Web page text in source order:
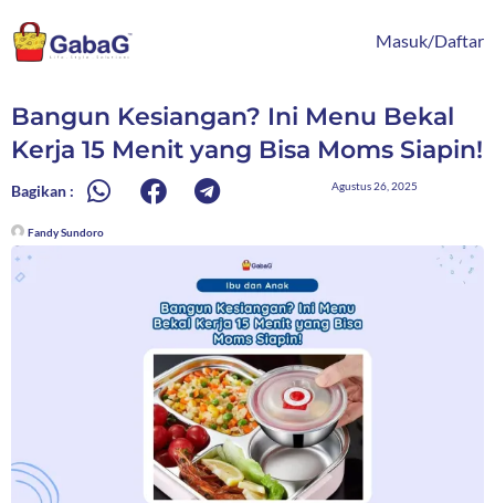
ke
konten
Masuk/Daftar
Bangun Kesiangan? Ini Menu Bekal
Kerja 15 Menit yang Bisa Moms Siapin!
Bagikan : Agustus 26, 2025
Fandy Sundoro